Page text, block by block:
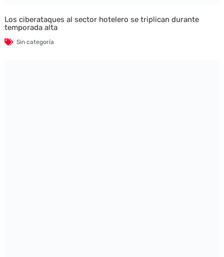
Los ciberataques al sector hotelero se triplican durante
temporada alta
Sin categoría